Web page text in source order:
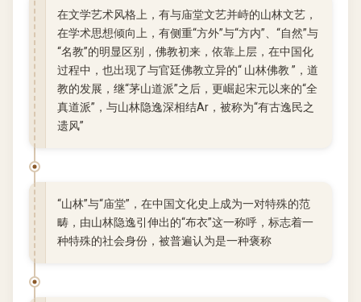
在文学艺术风格上，有与庙堂文艺并峙的山林文艺，
在学术思想倾向上，有侧重“方外”与“方内”、“自然”与
“名教”的明显区别，佛教初来，依靠上层，在中国化
过程中，也出现了与官廷佛教立异的“ 山林佛教 ”，道
教的发展，继“茅山道派”之后，更崛起宋元以来的“全
真道派”，与山林隐逸深相结Ar，被称为“有古逸民之
遗风”
“山林”与“庙堂”，在中国文化史上成为一对特殊的范
畴，由山林隐逸引伸出的“布衣”这一称呼，标志着一
种特殊的社会身份，被普遍认为是一种褒称